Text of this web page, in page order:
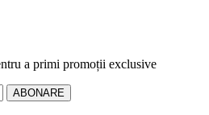
a primi promoții exclusive
ABONARE